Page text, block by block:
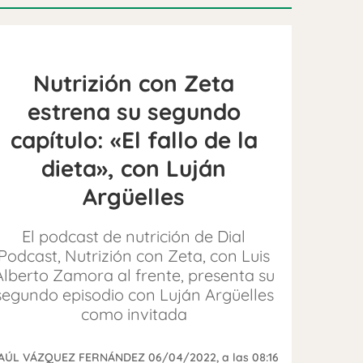
Nutrizión con Zeta
estrena su segundo
capítulo: «El fallo de la
dieta», con Luján
Argüelles
El podcast de nutrición de Dial
Nutrizión con Zeta, con Luis
Zamora al frente, presenta su
episodio con Luján Argüelles
como invitada
VÁZQUEZ FERNÁNDEZ 06/04/2022, a las 08:16